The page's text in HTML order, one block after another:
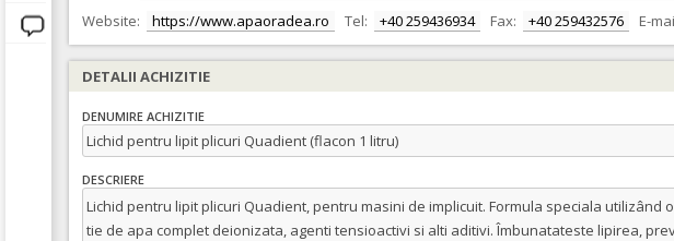
Website:
https://www.apaoradea.ro Tel: +40 259436934 Fax: +40 259432576 E-
DETALII ACHIZITIE
DENUMIRE ACHIZITIE
Lichid pentru lipit plicuri Quadient (flacon 1 litru)
DESCRIERE
Lichid pentru lipit plicuri Quadient, pentru masini de implicuit. Formula speciala utilizând
tie de apa complet deionizata, agenti tensioactivi si alti aditivi. Îmbunatateste lipirea,